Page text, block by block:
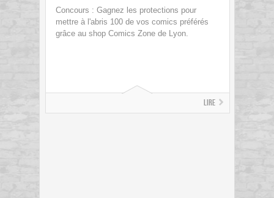
Concours : Gagnez les protections pour
mettre à l'abris 100 de vos comics préférés
grâce au shop Comics Zone de Lyon.
Lire